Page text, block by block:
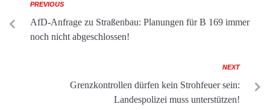
PREVIOUS
AfD-Anfrage zu Straßenbau: Planungen für B 169 immer
noch nicht abgeschlossen!
NEXT
Grenzkontrollen dürfen kein Strohfeuer sein:
Landespolizei muss unterstützen!